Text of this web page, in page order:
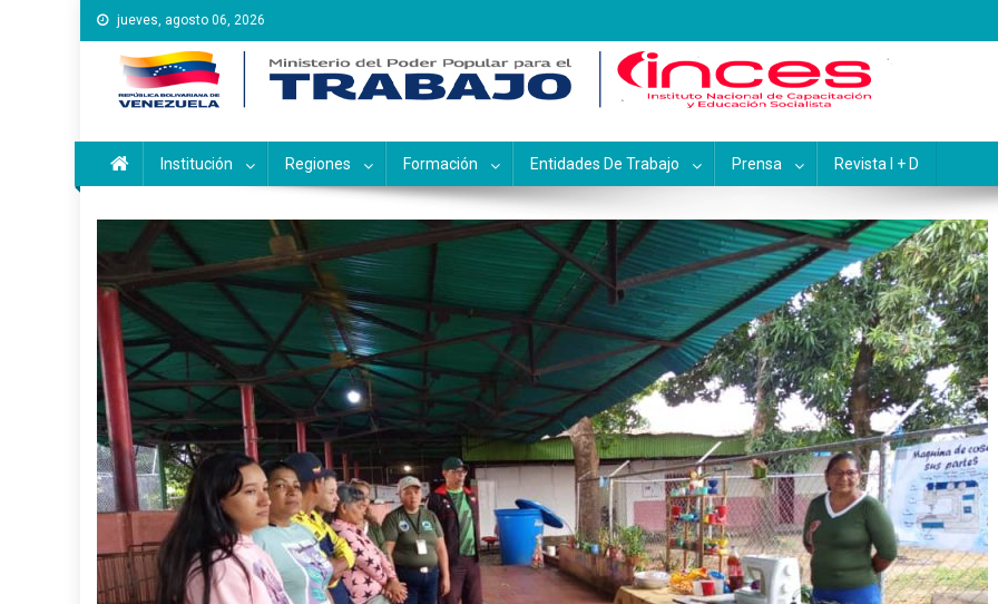
Saltar
al
contenido
jueves, agosto 06, 2026
Instituto Nacional de Capacitación y Educación
Inces
Institución Regiones Formación Entidades De Trabajo Prensa Revista I + D